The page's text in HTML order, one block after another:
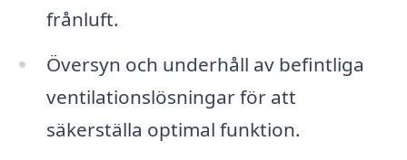
frånluft.
Översyn och underhåll av befintliga
ventilationslösningar för att
säkerställa optimal funktion.